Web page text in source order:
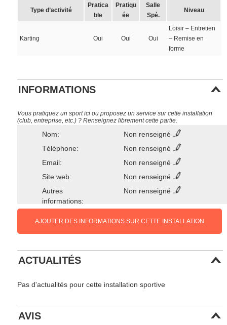
Type d’activité
Pratica
ble
Pratiqu
ée
Salle
Spé.
Niveau
Karting Oui Oui Oui
Loisir – Entretien
– Remise en
forme
INFORMATIONS
Vous pratiquez un sport ici ou proposez un service sur cette installation
(club, entreprise, etc.) ? Renseignez librement cette partie.
Nom:
Non renseigné
Téléphone:
Non renseigné
Email:
Non renseigné
Site web:
Non renseigné
Autres
informations:
Non renseigné
AJOUTER DES INFORMATIONS SUR CETTE INSTALLATION
ACTUALITÉS
Pas d'actualités pour cette installation sportive
AVIS